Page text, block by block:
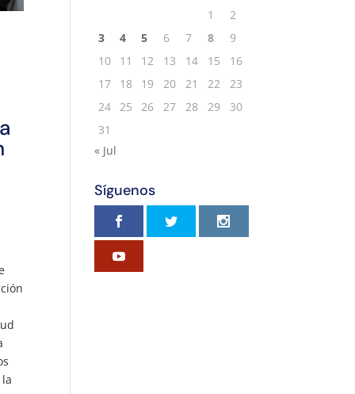
1
2
3
4 5 6 7 8
9
10
11 12 13 14 15
16
17
18 19 20 21 22
23
24 25 26 27 28 29
30
31
« Jul
Síguenos